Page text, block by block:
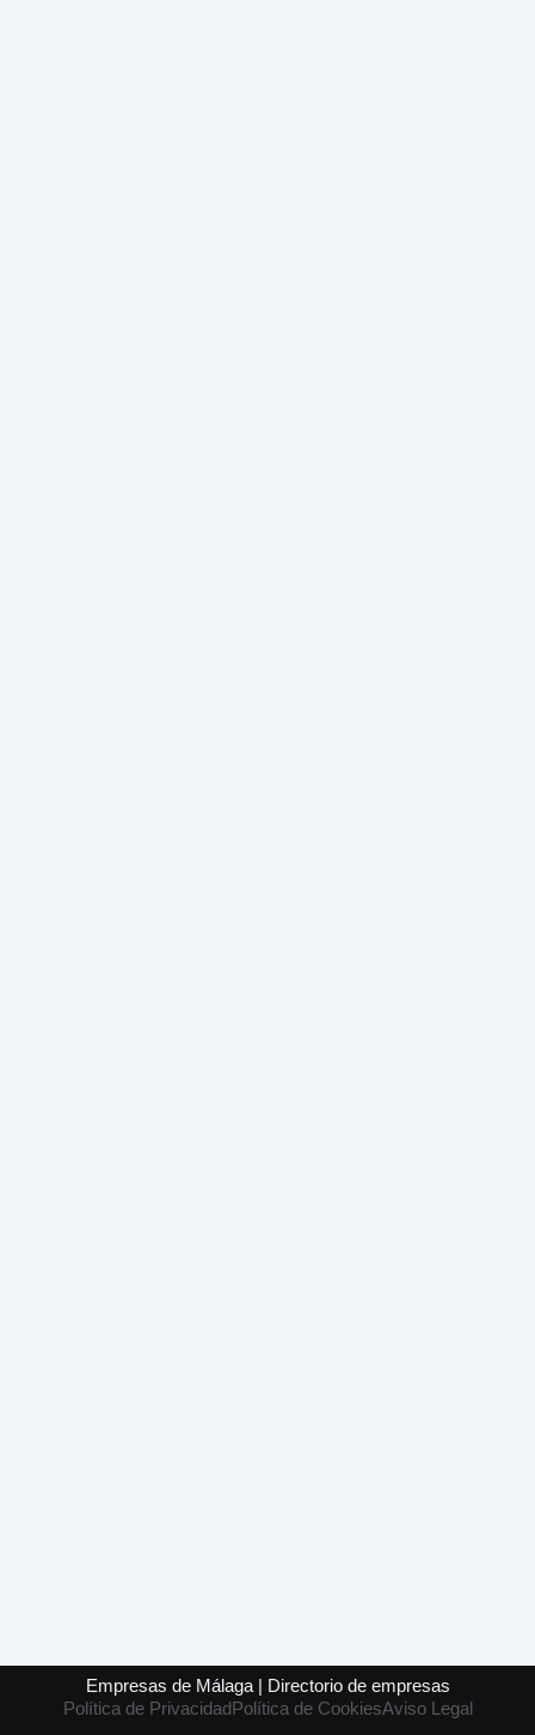
Empresas de Málaga | Directorio de empresas
Política de Privacidad Política de CookiesAviso Legal